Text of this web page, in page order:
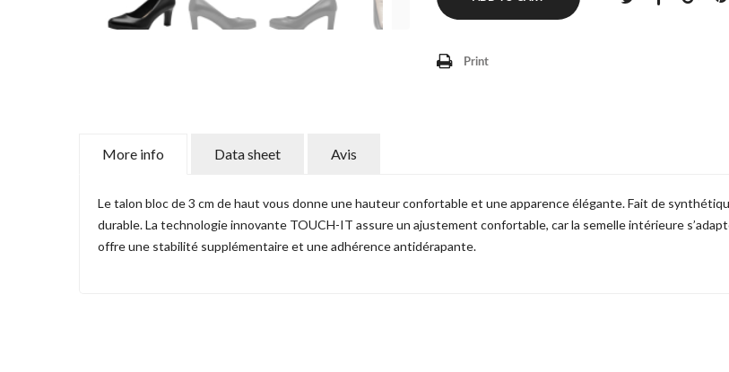
Print
More info Data sheet Avis
Le talon bloc de 3 cm de haut vous donne une hauteur confortable et une apparence élégante. Fait de
durable. La technologie innovante TOUCH-IT assure un ajustement confortable, car la semelle intérieure
offre une stabilité supplémentaire et une adhérence antidérapante.